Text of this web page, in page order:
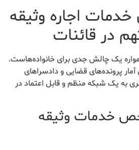
خدمات اجاره وثیقه
در قائنات
یک چالش جدی برای خانواده‌هاست.
پرونده‌های قضایی و دادسراهای
به یک شبکه منظم و قابل اعتماد در
خدمات وثیقه